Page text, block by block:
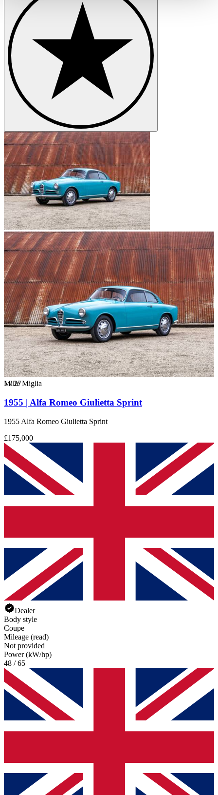
haben oder die sie im Rahmen Ihrer Nutzung der Dienste
gesammelt haben.
Datenschutzerklärung
1/27
Mille Miglia
1955 | Alfa Romeo Giulietta Sprint
1955 Alfa Romeo Giulietta Sprint
£175,000
Dealer
Body style
Coupe
Mileage (read)
Not provided
Power (kW/hp)
48 / 65